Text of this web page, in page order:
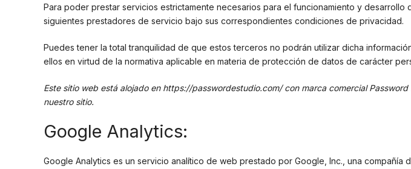
Para poder prestar servicios estrictamente necesarios para el funcionamiento y
siguientes prestadores de servicio bajo sus correspondientes condiciones de privacidad.
Puedes tener la total tranquilidad de que estos terceros no podrán utilizar dicha
ellos en virtud de la normativa aplicable en materia de protección de datos de carácter
Este sitio web está alojado en https://passwordestudio.com/ con marca comercial
nuestro sitio.
Google Analytics:
Google Analytics es un servicio analítico de web prestado por Google, Inc., una